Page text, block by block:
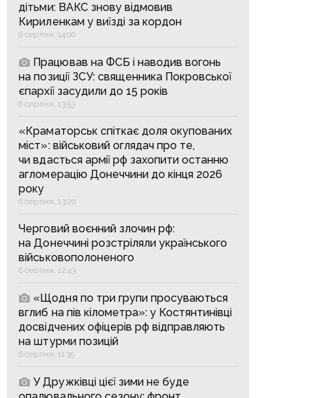
дітьми: ВАКС знову відмовив
Кириленкам у виїзді за кордон
6 серпня, 14:00
Працював на ФСБ і наводив вогонь
на позиції ЗСУ: священника Покровської
єпархії засудили до 15 років
6 серпня, 13:53
«Краматорськ спіткає доля окупованих
міст»: військовий оглядач про те,
чи вдасться армії рф захопити останню
агломерацію Донеччини до кінця 2026
року
6 серпня, 13:20
Черговий воєнний злочин рф:
на Донеччині розстріляли українського
військовополоненого
6 серпня, 12:43
«Щодня по три групи просуваються
вглиб на пів кілометра»: у Костянтинівці
досвідчених офіцерів рф відправляють
на штурми позицій
6 серпня, 11:35
У Дружківці цієї зими не буде